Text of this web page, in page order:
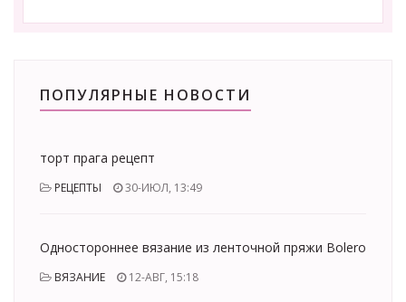
ПОПУЛЯРНЫЕ НОВОСТИ
торт прага рецепт
РЕЦЕПТЫ 30-ИЮЛ, 13:49
Одностороннее вязание из ленточной пряжи Bolero
ВЯЗАНИЕ 12-АВГ, 15:18